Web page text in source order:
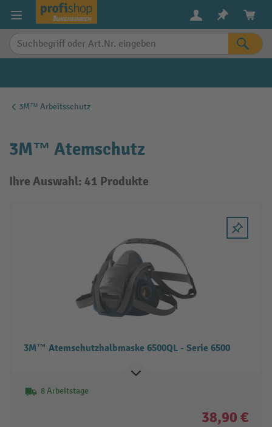
springen
3M™ Arbeitsschutz
3M™ Atemschutz
Ihre Auswahl: 41 Produkte
3M™ Atemschutzhalbmaske 6500QL - Serie 6500
8 Arbeitstage
38,90 €